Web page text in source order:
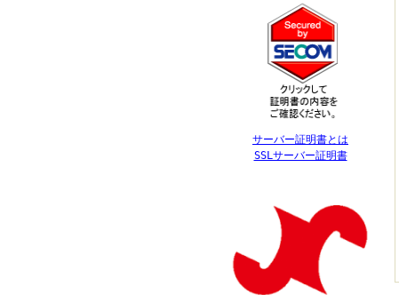
サーバー証明書とは
SSLサーバー証明書